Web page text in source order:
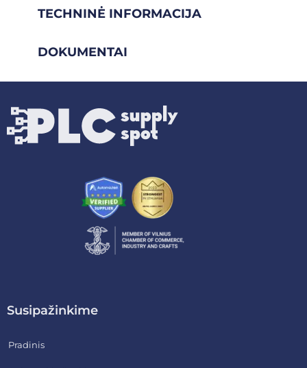
TECHNINĖ INFORMACIJA
DOKUMENTAI
Susipažinkime
Pradinis